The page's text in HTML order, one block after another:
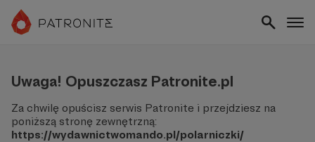
Uwaga! Opuszczasz Patronite.pl
Za chwilę opuścisz serwis Patronite i przejdziesz na
poniższą stronę zewnętrzną:
https://wydawnictwomando.pl/polarniczki/